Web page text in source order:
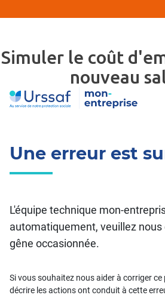
Simuler le coût
nouveau